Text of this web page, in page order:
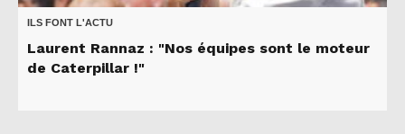
ILS FONT L'ACTU
Laurent Rannaz : "Nos équipes sont le moteur
de Caterpillar !"